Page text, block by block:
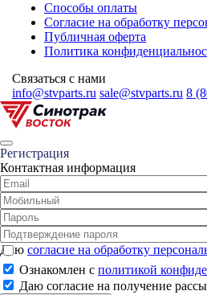
Способы оплаты
Согласие на обработку
Публичная оферта
Политика
Связаться с нами
info@stvparts.ru sale@stvparts.ru 8
Регистрация
Контактная информация
Даю согласие на обработку
Ознакомлен с политикой
Даю согласие на получение